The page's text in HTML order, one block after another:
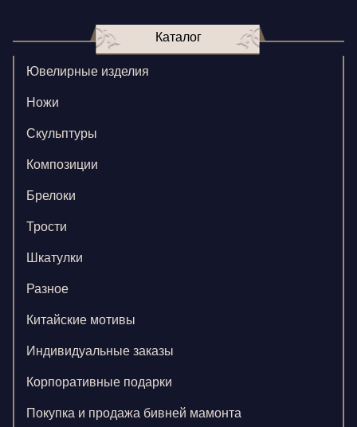
Каталог
Ювелирные изделия
Ножи
Скульптуры
Композиции
Брелоки
Трости
Шкатулки
Разное
Китайские мотивы
Индивидуальные заказы
Корпоративные подарки
Покупка и продажа бивней мамонта